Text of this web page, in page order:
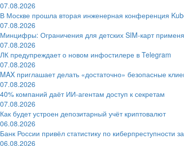
07.08.2026
В Москве прошла вторая инженерная конференция
07.08.2026
Минцифры: Ограничения для детских SIM-карт
07.08.2026
ЛК предупреждает о новом инфостилере в Telegram
07.08.2026
MAX приглашает делать «достаточно» безопасные
07.08.2026
40% компаний даёт ИИ‑агентам доступ к секретам
07.08.2026
Как будет устроен депозитарный учёт криптовалют
06.08.2026
Банк России привёл статистику по киберпреступности
06.08.2026